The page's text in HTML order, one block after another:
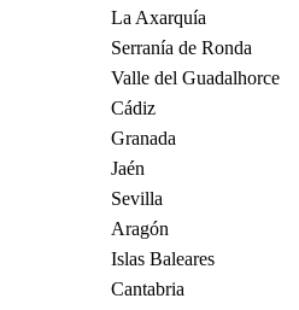
La Axarquía
Serranía de Ronda
Valle del Guadalhorce
Cádiz
Granada
Jaén
Sevilla
Aragón
Islas Baleares
Cantabria